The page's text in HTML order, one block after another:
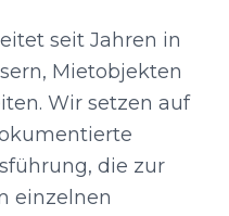
seit Jahren in
Mietobjekten
Wir setzen auf
die zur
einzelnen